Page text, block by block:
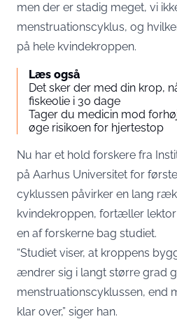
men der er stadig meget, vi
menstruationscyklus, og
på hele kvindekroppen.
Læs også
Det sker der med din krop,
fiskeolie i 30 dage
Tager du medicin mod
øge risikoen for hjertestop
Nu har et hold forskere fra
på Aarhus Universitet for
cyklussen påvirker en lang
kvindekroppen, fortæller
en af forskerne bag studiet.
“Studiet viser, at kroppens
ændrer sig i langt større grad
menstruationscyklussen, end
klar over,” siger han.